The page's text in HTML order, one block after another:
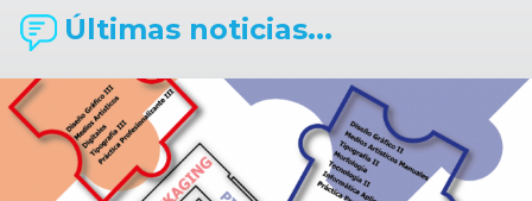
Últimas noticias...